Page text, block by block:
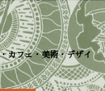
カフェ・美術・デザイ